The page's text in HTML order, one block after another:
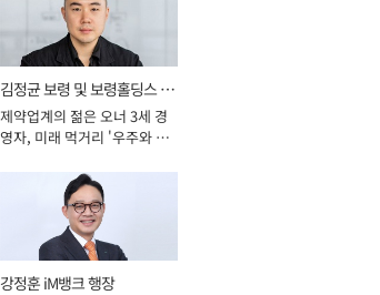
김정균 보령 및 보령홀딩스 대
표이사 사장
제약업계의 젊은 오너 3세 경
영자, 미래 먹거리 '우주와 헬
강정훈 iM뱅크 행장